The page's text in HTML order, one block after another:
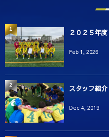
２０２５年
Feb 1, 2026
1
スタッフ紹介
Dec 4, 2019
2